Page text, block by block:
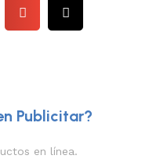
Publicitar?
en línea.